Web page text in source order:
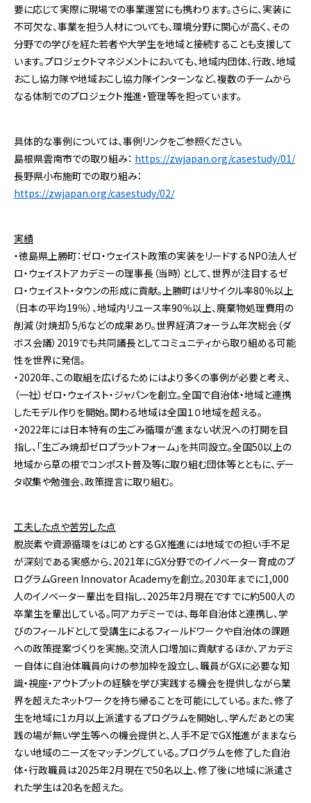
要に応じて実際に現場での事業運営にも携わります。さらに、実装に
不可欠な、事業を担う人材についても、環境分野に関心が高く、その
分野での学びを経た若者や大学生を地域と接続することも支援して
います。プロジェクトマネジメントにおいても、地域内団体、行政、地域
おこし協力隊や地域おこし協力隊インターンなど、複数のチームから
なる体制でのプロジェクト推進・管理等を担っています。
具体的な事例については、事例リンクをご参照ください。
島根県雲南市での取り組み： https://zwjapan.org/casestudy/01/
長野県小布施町での取り組み：
https://zwjapan.org/casestudy/02/
実績
・徳島県上勝町：ゼロ・ウェイスト政策の実装をリードするNPO法人ゼ
ロ・ウェイストアカデミーの理事長（当時）として、世界が注目するゼ
ロ・ウェイスト・タウンの形成に貢献。上勝町はリサイクル率80％以上
（日本の平均19％）、地域内リユース率90％以上、廃棄物処理費用の
削減（対焼却）5/6などの成果あり。世界経済フォーラム年次総会（ダ
ボス会議）2019でも共同議長としてコミュニティから取り組める可能
性を世界に発信。
・2020年、この取組を広げるためにはより多くの事例が必要と考え、
（一社）ゼロ・ウェイスト・ジャパンを創立。全国で自治体・地域と連携
したモデル作りを開始。関わる地域は全国１０地域を超える。
・2022年には日本特有の生ごみ循環が進まない状況への打開を目
指し、「生ごみ焼却ゼロプラットフォーム」を共同設立。全国50以上の
地域から草の根でコンポスト普及等に取り組む団体等とともに、デー
タ収集や勉強会、政策提言に取り組む。
工夫した点や苦労した点
脱炭素や資源循環をはじめとするGX推進には地域での担い手不足
が深刻である実感から、2021年にGX分野でのイノベーター育成のプ
ログラムGreen Innovator Academyを創立。2030年までに1,000
人のイノベーター輩出を目指し、2025年2月現在ですでに約500人の
卒業生を輩出している。同アカデミーでは、毎年自治体と連携し、学
びのフィールドとして受講生によるフィールドワークや自治体の課題
への政策提案づくりを実施。交流人口増加に貢献するほか、アカデミ
ー自体に自治体職員向けの参加枠を設立し、職員がGXに必要な知
識・視座・アウトプットの経験を学び実践する機会を提供しながら業
界を超えたネットワークを持ち帰ることを可能にしている。また、修了
生を地域に1カ月以上派遣するプログラムを開始し、学んだあとの実
践の場が無い学生等への機会提供と、人手不足でGX推進がままなら
ない地域のニーズをマッチングしている。プログラムを修了した自治
体・行政職員は2025年2月現在で50名以上、修了後に地域に派遣さ
れた学生は20名を超えた。